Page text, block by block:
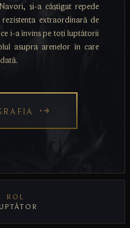
și-a câștigat repede
extraordinară de
i-a învins pe toți luptătorii
asupra arenelor în care
ROL